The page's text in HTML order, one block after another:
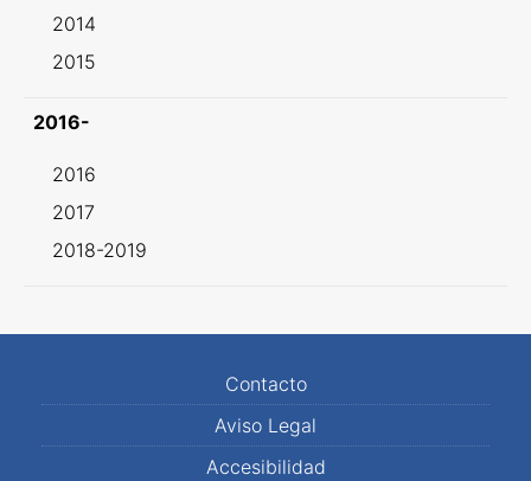
2014
2015
2016-
2016
2017
2018-2019
Contacto
Aviso Legal
Accesibilidad